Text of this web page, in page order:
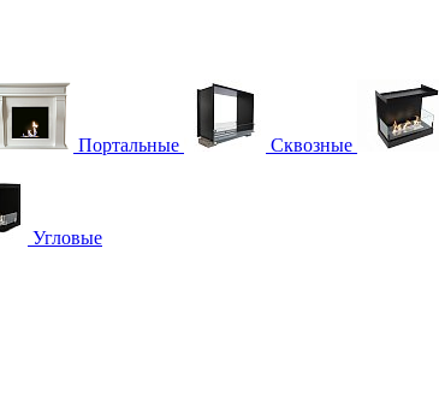
Портальные Сквозные
Угловые